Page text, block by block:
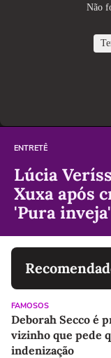
ENTRETÊ
Lúcia
Xuxa após
'Pura inveja'
FAMOSOS
Deborah Secco é
vizinho que pede
indenização